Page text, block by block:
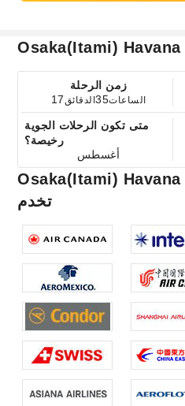
زمن الرحلة
17
الساعات35الدقائق
متى تكون الرحلات الجوية
رخيصة؟
أغسطس
Osaka(Itami) Havana شركات الطيران التي
تخدم